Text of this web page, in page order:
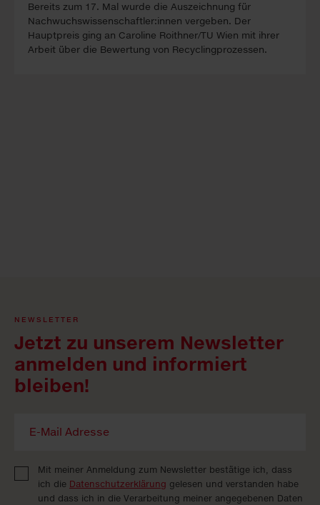
Bereits zum 17. Mal wurde die Auszeichnung für
Nachwuchs­wissenschaftler:innen vergeben. Der
Hauptpreis ging an Caroline Roithner/TU Wien mit ihrer
Arbeit über die Bewertung von Recyclingprozessen.
NEWSLETTER
Jetzt zu unserem Newsletter
anmelden und informiert
bleiben!
Mit meiner Anmeldung zum Newsletter bestätige ich, dass
ich die Datenschutzerklärung gelesen und verstanden habe
und dass ich in die Verarbeitung meiner angegebenen Daten